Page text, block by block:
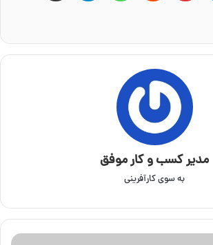
مدیر کسب و کار موفق
به سوی کارآفرینی